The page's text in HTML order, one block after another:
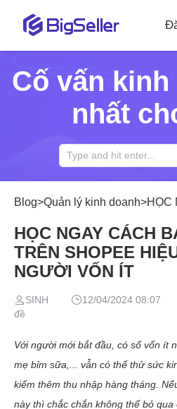
Cố vấn
nhất
Blog>Quản lý kinh doanh>HỌC NGAY
HỌC NGAY CÁCH
TRÊN SHOPEE
NGƯỜI VỐN ÍT
SINH 12/04/2024 08:07
đề